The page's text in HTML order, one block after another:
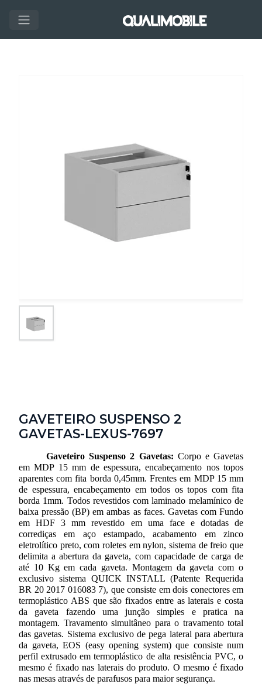
GAVETEIRO SUSPENSO 2
GAVETAS-LEXUS-7697
Gaveteiro Suspenso 2 Gavetas: Corpo e Gavetas
em MDP 15 mm de espessura, encabeçamento nos topos
aparentes com fita borda 0,45mm. Frentes em MDP 15 mm
de espessura, encabeçamento em todos os topos com fita
borda 1mm. Todos revestidos com laminado melamínico de
baixa pressão (BP) em ambas as faces. Gavetas com Fundo
em HDF 3 mm revestido em uma face e dotadas de
corrediças em aço estampado, acabamento em zinco
eletrolítico preto, com roletes em nylon, sistema de freio que
delimita a abertura da gaveta, com capacidade de carga de
até 10 Kg em cada gaveta. Montagem da gaveta com o
exclusivo sistema QUICK INSTALL (Patente Requerida
BR 20 2017 016083 7), que consiste em dois conectores em
termoplástico ABS que são fixados entre as laterais e costa
da gaveta fazendo uma junção simples e pratica na
montagem. Travamento simultâneo para o travamento total
das gavetas. Sistema exclusivo de pega lateral para abertura
da gaveta, EOS (easy opening system) que consiste num
perfil extrusado em termoplástico de alta resistência PVC, o
mesmo é fixado nas laterais do produto. O mesmo é fixado
nas mesas através de parafusos para maior segurança.